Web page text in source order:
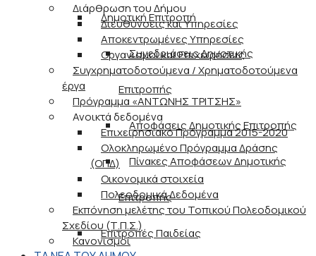
Δημοτική Επιτροπή
Συνεδριάσεις Δημοτικής
Επιτροπής
Αποφάσεις Δημοτικής Επιτροπής
Πίνακες Αποφάσεων Δημοτικής
Επιτροπής
Επιτροπές Παιδείας
Διάρθρωση του Δήμου
Διευθύνσεις και Υπηρεσίες
Αποκεντρωμένες Υπηρεσίες
Οργανισμοί και Επιχειρήσεις
Συγχρηματοδοτούμενα / Χρηματοδοτούμενα
έργα
Πρόγραμμα «ΑΝΤΩΝΗΣ ΤΡΙΤΣΗΣ»
Ανοικτά δεδομένα
Επιχειρησιακό Πρόγραμμα 2015-2020
Ολοκληρωμένο Πρόγραμμα Δράσης
(ΟΠΔ)
Οικονομικά στοιχεία
Πολεοδομικά Δεδομένα
Εκπόνηση μελέτης του Τοπικού Πολεοδομικού
Σχεδίου (Τ.Π.Σ.)
Κανονισμοί